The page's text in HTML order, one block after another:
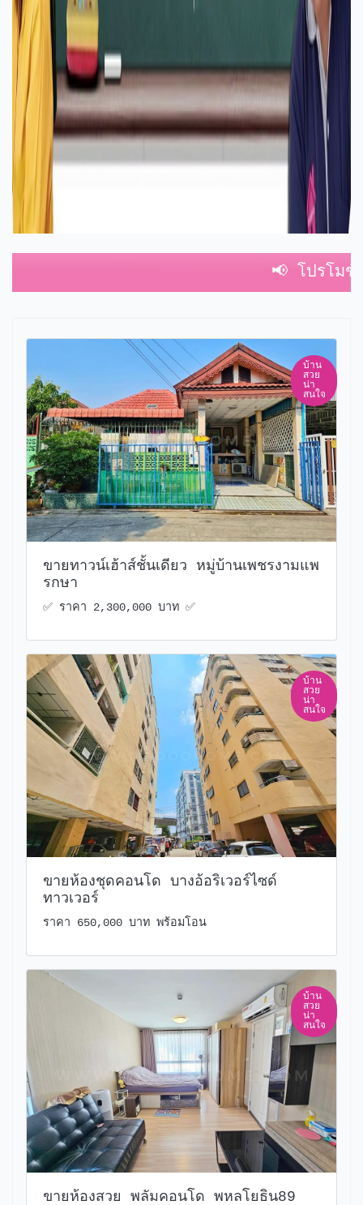
📢 โปรโมชั่น ซื้อบ้
บ้าน
สวย
น่า
สนใจ
ขายทาวน์เฮ้าส์ชั้นเดียว หมู่บ้านเพชรงามแพ
รกษา
✅️ ราคา 2,300,000 บาท ✅️
บ้าน
สวย
น่า
สนใจ
ขายห้องชุดคอนโด บางอ้อริเวอร์ไซด์
ทาวเวอร์
ราคา 650,000 บาท พร้อมโอน
บ้าน
สวย
น่า
สนใจ
ขายห้องสวย พลัมคอนโด พหลโยธิน89